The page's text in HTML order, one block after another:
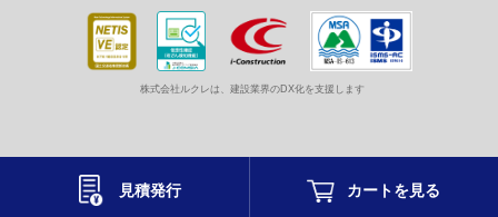
見積発行 カートを見る
株式会社ルクレは、建設業界のDX化を支援します